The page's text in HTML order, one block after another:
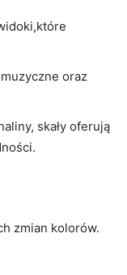
oraz
skały oferują
zmian kolorów.